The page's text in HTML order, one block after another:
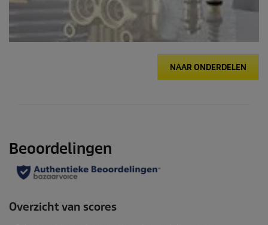
NAAR ONDERDELEN